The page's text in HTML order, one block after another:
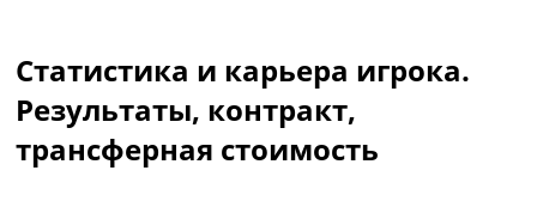
Чемпионат Мира
Украина. Премьер-Лига
Украина. Первая Лига
Лига Чемпионов
Статистика и карьера игрока.
Результаты, контракт,
трансферная стоимость